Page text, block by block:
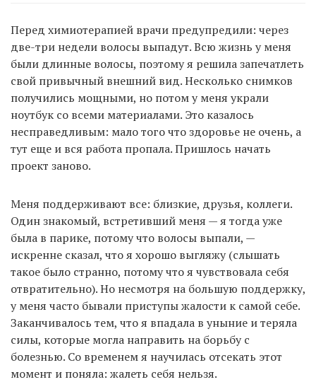
Перед химиотерапией врачи предупредили: через
две-три недели волосы выпадут. Всю жизнь у меня
были длинные волосы, поэтому я решила запечатлеть
свой привычный внешний вид. Несколько снимков
получились мощными, но потом у меня украли
ноутбук со всеми материалами. Это казалось
несправедливым: мало того что здоровье не очень, а
тут еще и вся работа пропала. Пришлось начать
проект заново.
Меня поддерживают все: близкие, друзья, коллеги.
Один знакомый, встретивший меня — я тогда уже
была в парике, потому что волосы выпали, —
искренне сказал, что я хорошо выгляжу (слышать
такое было странно, потому что я чувствовала себя
отвратительно). Но несмотря на большую поддержку,
у меня часто бывали приступы жалости к самой себе.
Заканчивалось тем, что я впадала в уныние и теряла
силы, которые могла направить на борьбу с
болезнью. Со временем я научилась отсекать этот
момент и поняла: жалеть себя нельзя.